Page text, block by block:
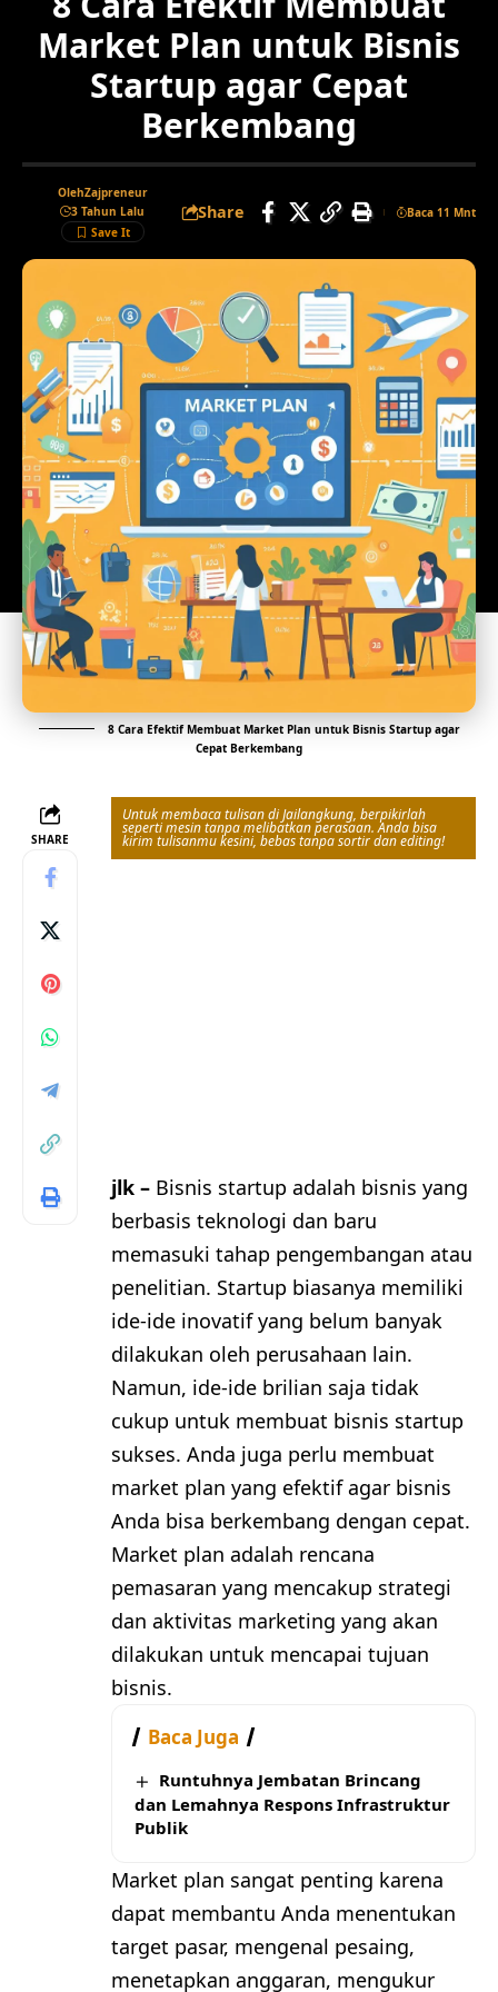
Market Plan untuk Bisnis
Startup agar Cepat
Berkembang
OlehZajpreneur
3 Tahun Lalu
Share Baca 11 Mnt
8 Cara Efektif Membuat Market Plan untuk Bisnis Startup agar
Cepat Berkembang
SHARE
Untuk membaca tulisan di Jailangkung, berpikirlah
seperti mesin tanpa melibatkan perasaan. Anda bisa
kirim tulisanmu kesini, bebas tanpa sortir dan editing!
jlk – Bisnis startup adalah bisnis yang
berbasis teknologi dan baru
memasuki tahap pengembangan atau
penelitian. Startup biasanya memiliki
ide-ide inovatif yang belum banyak
dilakukan oleh perusahaan lain.
Namun, ide-ide brilian saja tidak
cukup untuk membuat bisnis startup
sukses. Anda juga perlu membuat
market plan yang efektif agar bisnis
Anda bisa berkembang dengan cepat.
Market plan adalah rencana
pemasaran yang mencakup strategi
dan aktivitas marketing yang akan
dilakukan untuk mencapai tujuan
bisnis.
Baca Juga
Runtuhnya Jembatan Brincang
dan Lemahnya Respons Infrastruktur
Publik
Market plan sangat penting karena
dapat membantu Anda menentukan
target pasar, mengenal pesaing,
menetapkan anggaran, mengukur